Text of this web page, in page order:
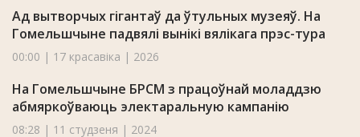
Ад вытворчых гігантаў да ўтульных музеяў. На
Гомельшчыне падвялі вынікі вялікага прэс-тура
00:00 | 17 красавіка | 2026
На Гомельшчыне БРСМ з працоўнай моладдзю
абмяркоўваюць электаральную кампанію
08:28 | 11 студзеня | 2024